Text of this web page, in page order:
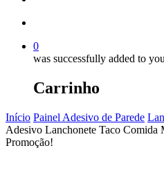
0
was successfully added to
Carrinho
Início Painel Adesivo de Parede
Adesivo Lanchonete Taco Comida
Promoção!